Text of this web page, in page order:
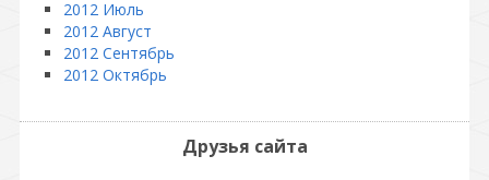
2012 Июль
2012 Август
2012 Сентябрь
2012 Октябрь
Друзья сайта